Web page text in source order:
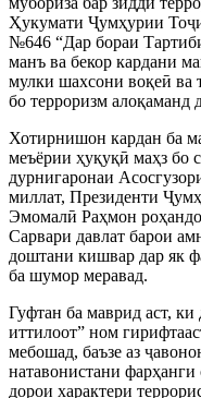
Ҳукумати Ҷумҳурии
№646 “Дар бораи
манъ ва бекор кардани
мулки шахсони воқеӣ ва
бо терроризм алоқаманд
Хотирнишон кардан ба
меъёрии ҳуқуқӣ маҳз бо
дурнигаронаи
миллат, Президенти
Эмомалӣ Раҳмон
Сарвари давлат барои
доштани кишвар дар як
ба шумор меравад.
Гуфтан ба маврид аст,
иттилоот” ном
мебошад, баъзе аз
натавонистани
дорои характери